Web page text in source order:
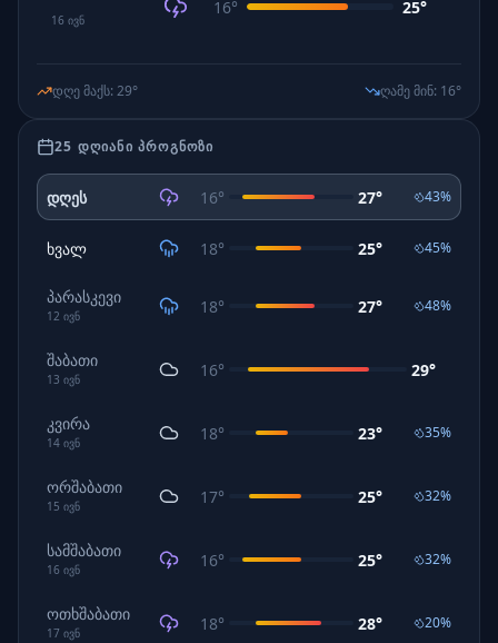
16 ივნ
16° 25°
დღე მაქს: 29° ღამე მინ: 16°
25 ᲓᲦᲘᲐᲜᲘ ᲞᲠᲝᲒᲜᲝᲖᲘ
დღეს 16° 27° 43%
ხვალ 18° 25° 45%
პარასკევი
12 ივნ 18° 27° 48%
შაბათი
13 ივნ 16° 29°
კვირა
14 ივნ 18° 23° 35%
ორშაბათი
15 ივნ 17° 25° 32%
სამშაბათი
16 ივნ 16° 25° 32%
ოთხშაბათი
17 ივნ 18° 28° 20%